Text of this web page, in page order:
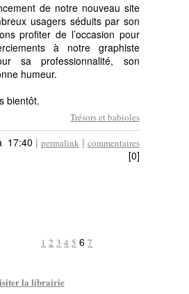
de notre nouveau site
usagers séduits par son
profiter de l’occasion pour
à notre graphiste
sa professionnalité, son
humeur.
bientôt.
Trésors et babioles
17:40 | permalink | commentaires
[0]
1 2 3 4 5 67
la librairie